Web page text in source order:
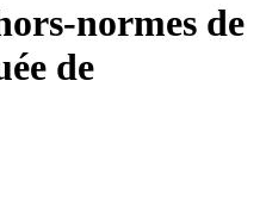
normes de
de